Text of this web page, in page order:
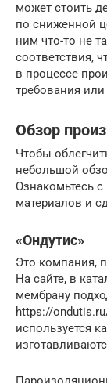
может стоить
по сниженной
ним что-то не
соответствия,
в процессе
требования или
Обзор
Чтобы
небольшой
Ознакомьтесь
материалов и
«Ондутис»
Это компания,
На сайте, в
мембрану
https://
используется